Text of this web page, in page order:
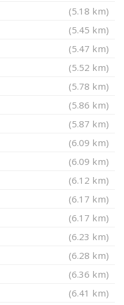
(5.18 km)
(5.45 km)
(5.47 km)
(5.52 km)
(5.78 km)
(5.86 km)
(5.87 km)
(6.09 km)
(6.09 km)
(6.12 km)
(6.17 km)
(6.17 km)
(6.23 km)
(6.28 km)
(6.36 km)
(6.41 km)